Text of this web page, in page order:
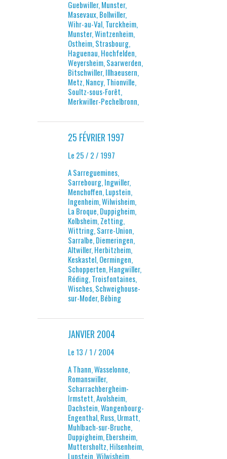
Guebwiller, Munster,
Masevaux, Bollwiller,
Wihr-au-Val, Turckheim,
Munster, Wintzenheim,
Ostheim, Strasbourg,
Haguenau, Hochfelden,
Weyersheim, Saarwerden,
Bitschwiller, Illhaeusern,
Metz, Nancy, Thionville,
Soultz-sous-Forêt,
Merkwiller-Pechelbronn,
25 FÉVRIER 1997
Le 25 / 2 / 1997
A Sarreguemines,
Sarrebourg, Ingwiller,
Menchoffen, Lupstein,
Ingenheim, Wilwisheim,
La Broque, Duppigheim,
Kolbsheim, Zetting,
Wittring, Sarre-Union,
Sarralbe, Diemeringen,
Altwiller, Herbitzheim,
Keskastel, Oermingen,
Schopperten, Hangwiller,
Réding, Troisfontaines,
Wisches, Schweighouse-
sur-Moder, Bébing
JANVIER 2004
Le 13 / 1 / 2004
A Thann, Wasselonne,
Romanswiller,
Scharrachbergheim-
Irmstett, Avolsheim,
Dachstein, Wangenbourg-
Engenthal, Russ, Urmatt,
Muhlbach-sur-Bruche,
Duppigheim, Ebersheim,
Muttersholtz, Hilsenheim,
Lupstein, Wilwisheim,